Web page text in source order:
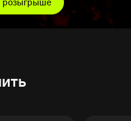
розыгрыше